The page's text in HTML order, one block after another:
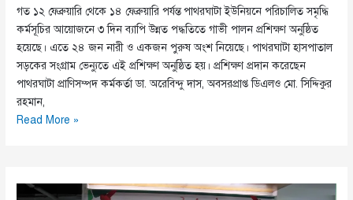
গত ১২ ফেব্রুয়ারি থেকে ১৪ ফেব্রুয়ারি পর্যন্ত পাথরঘাটা ইউনিয়নে পরিচালিত সমৃদ্ধি
কর্মসূচির আয়োজনে ৩ দিন ব্যাপি উন্নত পদ্ধতিতে গাভী পালন প্রশিক্ষণ অনুষ্ঠিত
হয়েছে। এতে ২৪ জন নারী ও একজন পুরুষ অংশ নিয়েছে। পাথরঘাটা হাসপাতাল
সড়কের সংগ্রাম ভেন্যুতে এই প্রশিক্ষণ অনুষ্ঠিত হয়। প্রশিক্ষণ প্রদান করেছেন
পাথরঘাটা প্রাণিসম্পদ কর্মকর্তা ডা. অরেবিন্দু দাস, অবসরপ্রাপ্ত ডিএলও মো. সিদ্দিকুর
রহমান,
সমৃদ্ধির
প্রশিক্ষণ
Read More »